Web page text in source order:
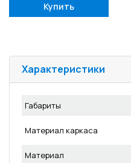
Купить
Характеристики
Габариты
Материал каркаса
Материал